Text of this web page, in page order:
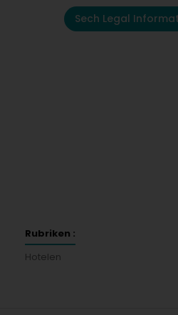
Sech Legal
Rubriken :
Hotelen